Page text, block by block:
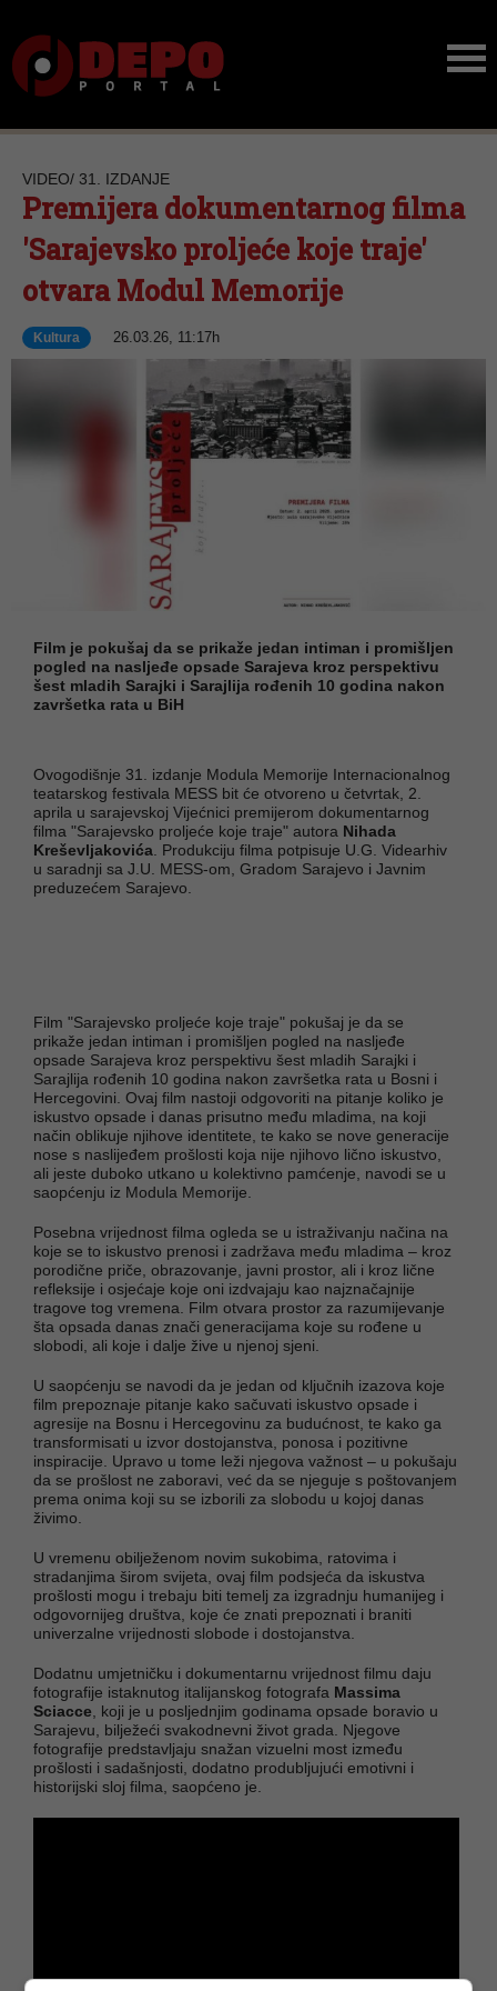
VIDEO/ 31. IZDANJE
Premijera dokumentarnog filma
'Sarajevsko proljeće koje traje'
otvara Modul Memorije
Kultura 26.03.26, 11:17h
Film je pokušaj da se prikaže jedan intiman i promišljen
pogled na nasljeđe opsade Sarajeva kroz perspektivu
šest mladih Sarajki i Sarajlija rođenih 10 godina nakon
završetka rata u BiH
Ovogodišnje 31. izdanje Modula Memorije Internacionalnog
teatarskog festivala MESS bit će otvoreno u četvrtak, 2.
aprila u sarajevskoj Vijećnici premijerom dokumentarnog
filma "Sarajevsko proljeće koje traje" autora Nihada
Kreševljakovića . Produkciju filma potpisuje U.G. Videarhiv
u saradnji sa J.U. MESS-om, Gradom Sarajevo i Javnim
preduzećem Sarajevo.
Film "Sarajevsko proljeće koje traje" pokušaj je da se
prikaže jedan intiman i promišljen pogled na nasljeđe
opsade Sarajeva kroz perspektivu šest mladih Sarajki i
Sarajlija rođenih 10 godina nakon završetka rata u Bosni i
Hercegovini. Ovaj film nastoji odgovoriti na pitanje koliko je
iskustvo opsade i danas prisutno među mladima, na koji
način oblikuje njihove identitete, te kako se nove generacije
nose s naslijeđem prošlosti koja nije njihovo lično iskustvo,
ali jeste duboko utkano u kolektivno pamćenje, navodi se u
saopćenju iz Modula Memorije.
Posebna vrijednost filma ogleda se u istraživanju načina na
koje se to iskustvo prenosi i zadržava među mladima – kroz
porodične priče, obrazovanje, javni prostor, ali i kroz lične
refleksije i osjećaje koje oni izdvajaju kao najznačajnije
tragove tog vremena. Film otvara prostor za razumijevanje
šta opsada danas znači generacijama koje su rođene u
slobodi, ali koje i dalje žive u njenoj sjeni.
U saopćenju se navodi da je jedan od ključnih izazova koje
film prepoznaje pitanje kako sačuvati iskustvo opsade i
agresije na Bosnu i Hercegovinu za budućnost, te kako ga
transformisati u izvor dostojanstva, ponosa i pozitivne
inspiracije. Upravo u tome leži njegova važnost – u pokušaju
da se prošlost ne zaboravi, već da se njeguje s poštovanjem
prema onima koji su se izborili za slobodu u kojoj danas
živimo.
U vremenu obilježenom novim sukobima, ratovima i
stradanjima širom svijeta, ovaj film podsjeća da iskustva
prošlosti mogu i trebaju biti temelj za izgradnju humanijeg i
odgovornijeg društva, koje će znati prepoznati i braniti
univerzalne vrijednosti slobode i dostojanstva.
Dodatnu umjetničku i dokumentarnu vrijednost filmu daju
fotografije istaknutog italijanskog fotografa Massima
Sciacce , koji je u posljednjim godinama opsade boravio u
Sarajevu, bilježeći svakodnevni život grada. Njegove
fotografije predstavljaju snažan vizuelni most između
prošlosti i sadašnjosti, dodatno produbljujući emotivni i
historijski sloj filma, saopćeno je.